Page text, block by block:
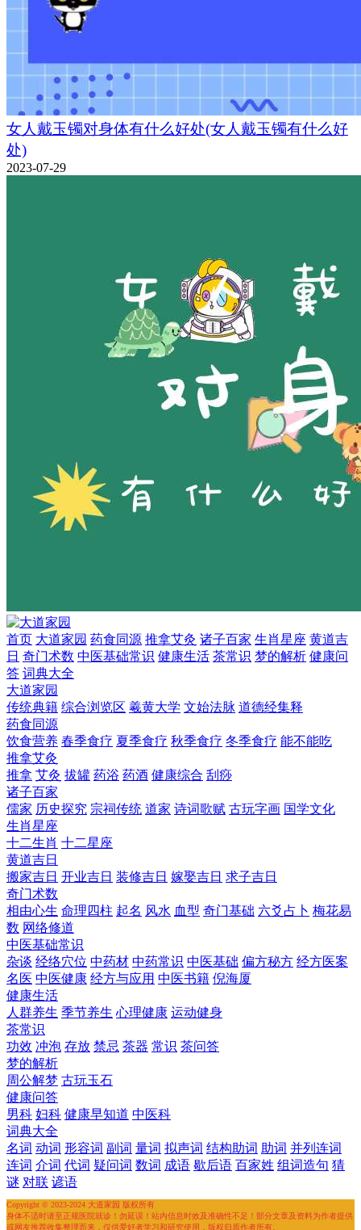
女人戴玉镯对身体有什么好处(女人戴玉镯有什么好
处)
2023-07-29
首页 大道家园 药食同源 推拿艾灸 诸子百家 生肖星座 黄道吉
日 奇门术数 中医基础常识 健康生活 茶常识 梦的解析 健康问
答 词典大全
大道家园
传统典籍 综合浏览区 羲黄大学 文始法脉 道德经集释
药食同源
饮食营养 春季食疗 夏季食疗 秋季食疗 冬季食疗 能不能吃
推拿艾灸
推拿 艾灸 拔罐 药浴 药酒 健康综合 刮痧
诸子百家
儒家 历史探究 宗祠传统 道家 诗词歌赋 古玩字画 国学文化
生肖星座
十二生肖 十二星座
黄道吉日
搬家吉日 开业吉日 装修吉日 嫁娶吉日 求子吉日
奇门术数
相由心生 命理四柱 起名 风水 血型 奇门基础 六爻占卜 梅花易
数 网络修道
中医基础常识
杂谈 经络穴位 中药材 中药常识 中医基础 偏方秘方 经方医案
名医 中医健康 经方与应用 中医书籍 倪海厦
健康生活
人群养生 季节养生 心理健康 运动健身
茶常识
功效 冲泡 存放 禁忌 茶器 常识 茶问答
梦的解析
周公解梦 古玩玉石
健康问答
男科 妇科 健康早知道 中医科
词典大全
名词 动词 形容词 副词 量词 拟声词 结构助词 助词 并列连词
连词 介词 代词 疑问词 数词 成语 歇后语 百家姓 组词造句 猜
谜 对联 谚语
Copyright © 2023-2024 大道家园 版权所有
身体不适时请至正规医院就诊！勿延误！站内信息时效及准确性不足！部分文章及资料为作者提供
或网友推荐收集整理而来，仅供爱好者学习和研究使用，版权归原作者所有。